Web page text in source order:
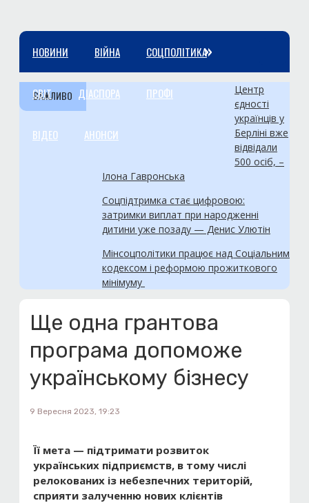
НОВИНИ ВІЙНА СОЦПОЛІТИКА
СВІТ ДІАСПОРА ПРОФІ
ВІДЕО АНОНСИ
»
ВАЖЛИВО
Центр
єдності
українців у
Берліні вже
відвідали
500 осіб, –
Ілона Гавронська
Соцпідтримка стає цифровою:
затримки виплат при народженні
дитини уже позаду — Денис Улютін
Мінсоцполітики працює над Соціальним
кодексом і реформою прожиткового
мінімуму
Ще одна грантова
програма допоможе
українському бізнесу
9 Вересня 2023, 19:23
Її мета — підтримати розвиток
українських підприємств, в тому числі
релокованих із небезпечних територій,
сприяти залученню нових клієнтів